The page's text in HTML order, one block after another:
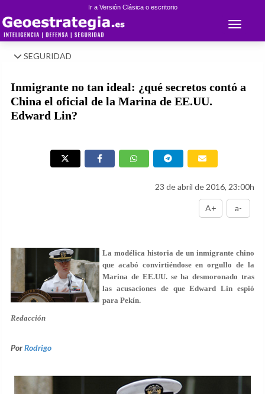
Ir a Versión Clásica o escritorio
Toggle
SEGURIDAD
Inmigrante no tan ideal: ¿qué secretos contó a
China el oficial de la Marina de EE.UU.
Edward Lin?
23 de abril de 2016, 23:00h
A+ a-
La modélica historia de un inmigrante chino
que acabó convirtiéndose en orgullo de la
Marina de EE.UU. se ha desmoronado tras
las acusaciones de que Edward Lin espió
para Pekín.
Redacción
PorRodrigo